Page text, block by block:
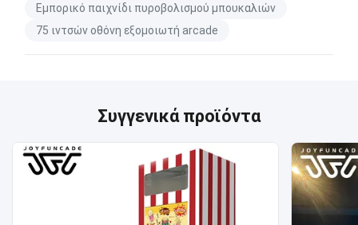
Εμπορικό παιχνίδι πυροβολισμού μπουκαλιών
75 ιντσών οθόνη εξομοιωτή arcade
Συγγενικά προϊόντα